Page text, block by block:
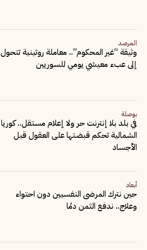
المرصد
وثيقة “غير المحكوم”.. معاملة روتينية تتحول
إلى عبء معيشي يومي للسوريين
بوصلة
في بلد بلا إنترنت حر ولا إعلام مستقل.. كوريا
الشمالية تحكم قبضتها على العقول قبل
الأجساد
أبعاد
حين نترك المرضى النفسيين دون احتواء
وعلاج.. ندفع الثمن دمًا